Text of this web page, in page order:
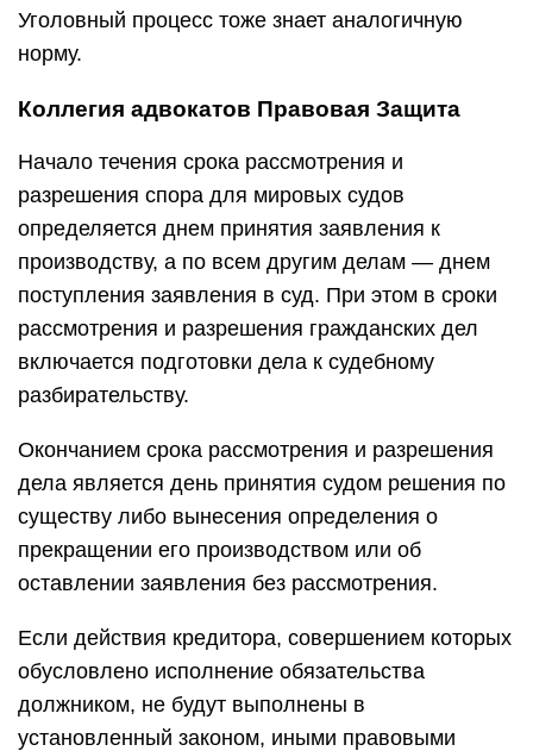
Уголовный процесс тоже знает аналогичную
норму.
Коллегия адвокатов Правовая Защита
Начало течения срока рассмотрения и
разрешения спора для мировых судов
определяется днем принятия заявления к
производству, а по всем другим делам — днем
поступления заявления в суд. При этом в сроки
рассмотрения и разрешения гражданских дел
включается подготовки дела к судебному
разбирательству.
Окончанием срока рассмотрения и разрешения
дела является день принятия судом решения по
существу либо вынесения определения о
прекращении его производством или об
оставлении заявления без рассмотрения.
Если действия кредитора, совершением которых
обусловлено исполнение обязательства
должником, не будут выполнены в
установленный законом, иными правовыми